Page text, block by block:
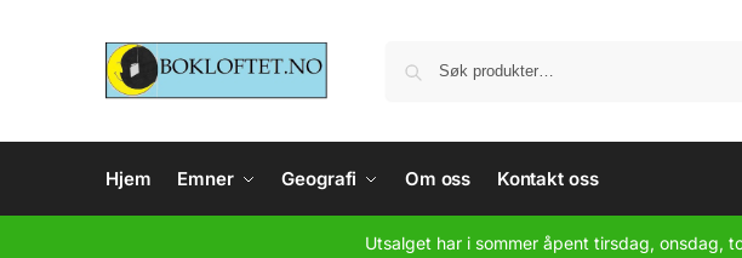
Hjem Emner Geografi Om oss Kontakt oss
Utsalget har i sommer åpent tirsdag, onsdag,